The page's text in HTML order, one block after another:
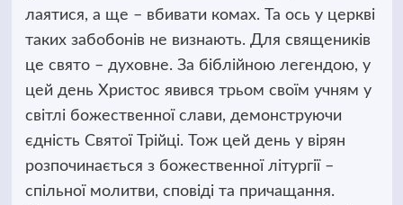
лаятися, а ще – вбивати комах. Та ось у церкві
таких забобонів не визнають. Для священиків
це свято – духовне. За біблійною легендою, у
цей день Христос явився трьом своїм учням у
світлі божественної слави, демонструючи
єдність Святої Трійці. Тож цей день у вірян
розпочинається з божественної літургії –
спільної молитви, сповіді та причащання.